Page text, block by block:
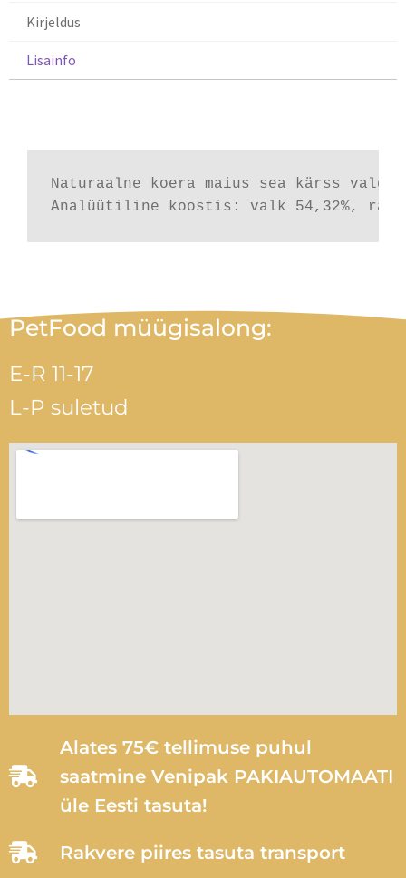
Kirjeldus
Lisainfo
Naturaalne koera maius sea kärss
Analüütiline koostis: valk 54,32%, rasv
PetFood müügisalong:
E-R 11-17
L-P suletud
Alates 75€ tellimuse puhul
saatmine Venipak PAKIAUTOMAATI
üle Eesti tasuta!
Rakvere piires tasuta transport